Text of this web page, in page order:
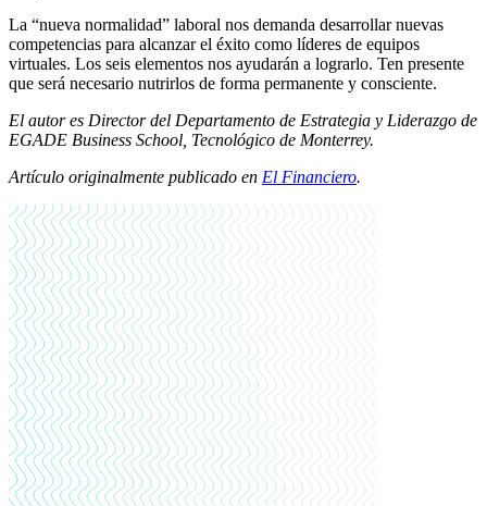
La “nueva normalidad” laboral nos demanda desarrollar nuevas
competencias para alcanzar el éxito como líderes de equipos
virtuales. Los seis elementos nos ayudarán a lograrlo. Ten presente
que será necesario nutrirlos de forma permanente y consciente.
El autor es Director del Departamento de Estrategia y Liderazgo de
EGADE Business School, Tecnológico de Monterrey.
Artículo originalmente publicado en El Financiero.